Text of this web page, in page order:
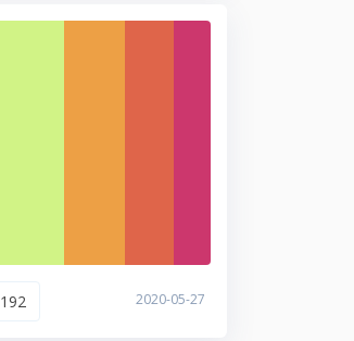
192 2020-05-27